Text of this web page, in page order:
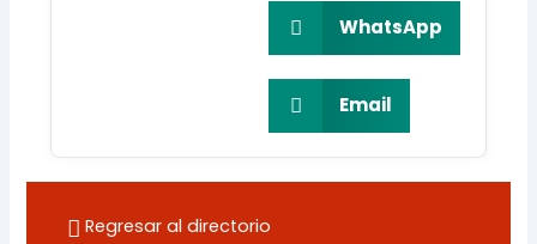
WhatsApp
Email
Regresar al directorio